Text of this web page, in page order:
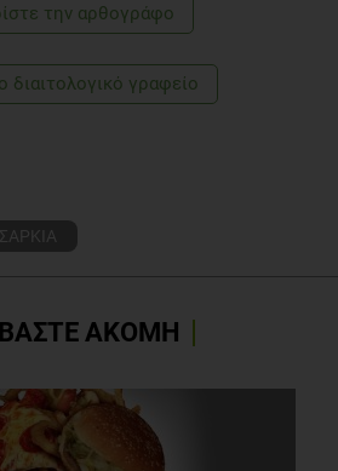
Sport and Physical Education,
report: Status of physical
2010; Available from:
την αρθογράφο
διαιτολογικό γραφείο
ΑΚΟΜΗ